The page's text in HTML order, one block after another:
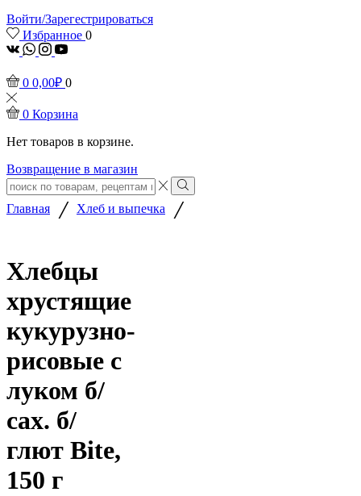
Войти/Зарегестрироваться
Избранное 0
vk Whatsapp
Instagram
Youtube
0 0,00₽ 0
0 Корзина
Нет товаров в корзине.
Возвращение в магазин
Search
input
Search
Главная / Хлеб и выпечка /
Хлебцы
хрустящие
кукурузно-
рисовые с
луком б/
сах. б/
глют Bite,
150 г